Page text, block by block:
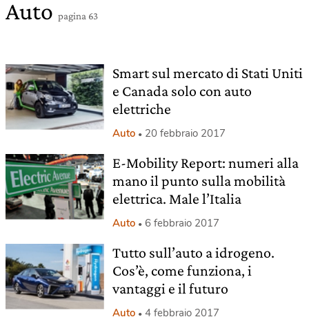
Auto pagina 63
Smart sul mercato di Stati Uniti
e Canada solo con auto
elettriche
Auto 20 febbraio 2017
E-Mobility Report: numeri alla
mano il punto sulla mobilità
elettrica. Male l’Italia
Auto 6 febbraio 2017
Tutto sull’auto a idrogeno.
Cos’è, come funziona, i
vantaggi e il futuro
Auto 4 febbraio 2017